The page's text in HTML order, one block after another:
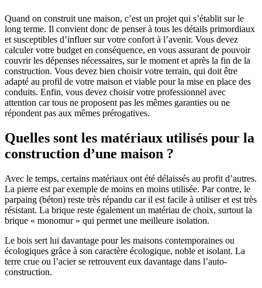
Quand on construit une maison, c’est un projet qui s’établit sur le
long terme. Il convient donc de penser à tous les détails primordiaux
et susceptibles d’influer sur votre confort à l’avenir. Vous devez
calculer votre budget en conséquence, en vous assurant de pouvoir
couvrir les dépenses nécessaires, sur le moment et après la fin de la
construction. Vous devez bien choisir votre terrain, qui doit être
adapté au profil de votre maison et viable pour la mise en place des
conduits. Enfin, vous devez choisir votre professionnel avec
attention car tous ne proposent pas les mêmes garanties ou ne
répondent pas aux mêmes prérogatives.
Quelles sont les matériaux utilisés pour la
construction d’une maison ?
Avec le temps, certains matériaux ont été délaissés au profit d’autres.
La pierre est par exemple de moins en moins utilisée. Par contre, le
parpaing (béton) reste très répandu car il est facile à utiliser et est très
résistant. La brique reste également un matériau de choix, surtout la
brique « monomur » qui permet une meilleure isolation.
Le bois sert lui davantage pour les maisons contemporaines ou
écologiques grâce à son caractère écologique, noble et isolant. La
terre crue ou l’acier se retrouvent eux davantage dans l’auto-
construction.